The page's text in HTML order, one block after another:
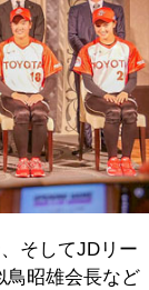
そしてJDリー
鳥昭雄会長など